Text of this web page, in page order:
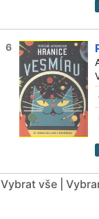
6
Vybrat vše |